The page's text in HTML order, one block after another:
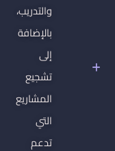
والتدريب،
بالإضافة
إلى
تشجيع
المشاريع
التي
تدعم